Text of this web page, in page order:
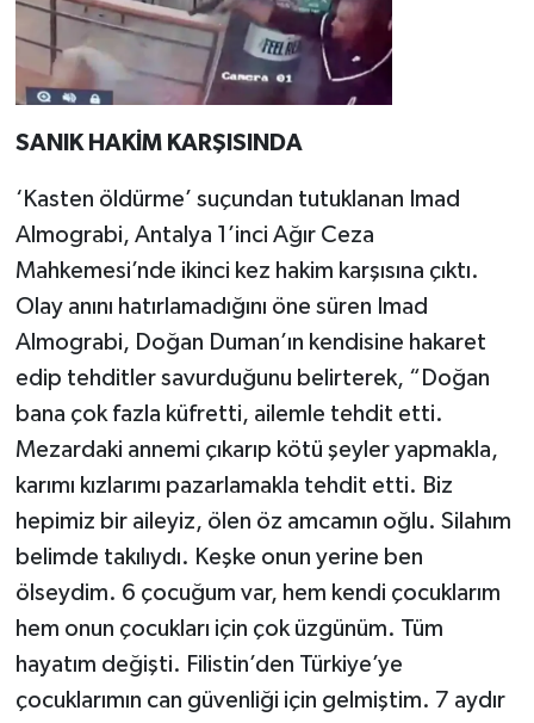
SANIK HAKİM KARŞISINDA
‘Kasten öldürme’ suçundan tutuklanan Imad
Almograbi, Antalya 1’inci Ağır Ceza
Mahkemesi’nde ikinci kez hakim karşısına çıktı.
Olay anını hatırlamadığını öne süren Imad
Almograbi, Doğan Duman’ın kendisine hakaret
edip tehditler savurduğunu belirterek, “Doğan
bana çok fazla küfretti, ailemle tehdit etti.
Mezardaki annemi çıkarıp kötü şeyler yapmakla,
karımı kızlarımı pazarlamakla tehdit etti. Biz
hepimiz bir aileyiz, ölen öz amcamın oğlu. Silahım
belimde takılıydı. Keşke onun yerine ben
ölseydim. 6 çocuğum var, hem kendi çocuklarım
hem onun çocukları için çok üzgünüm. Tüm
hayatım değişti. Filistin’den Türkiye’ye
çocuklarımın can güvenliği için gelmiştim. 7 aydır